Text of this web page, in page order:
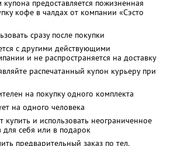
предоставляется пожизненная
кофе в чалдах от компании «Сэсто
сразу после покупки
с другими действующими
и не распространяется на доставку
распечатанный купон курьеру при
на покупку одного комплекта
на одного человека
и использовать неограниченное
для себя или в подарок
предварительный заказ по тел.